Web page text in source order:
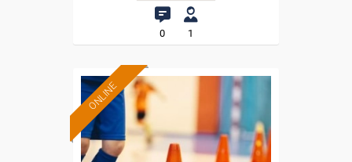
0 1
ONLINE
Formación 100%
subvencionada.